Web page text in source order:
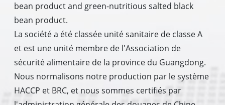
bean product and green-nutritious salted black
bean product.
La société a été classée unité sanitaire de classe A
et est une unité membre de l'Association de
sécurité alimentaire de la province du Guangdong.
Nous normalisons notre production par le système
HACCP et BRC, et nous sommes certifiés par